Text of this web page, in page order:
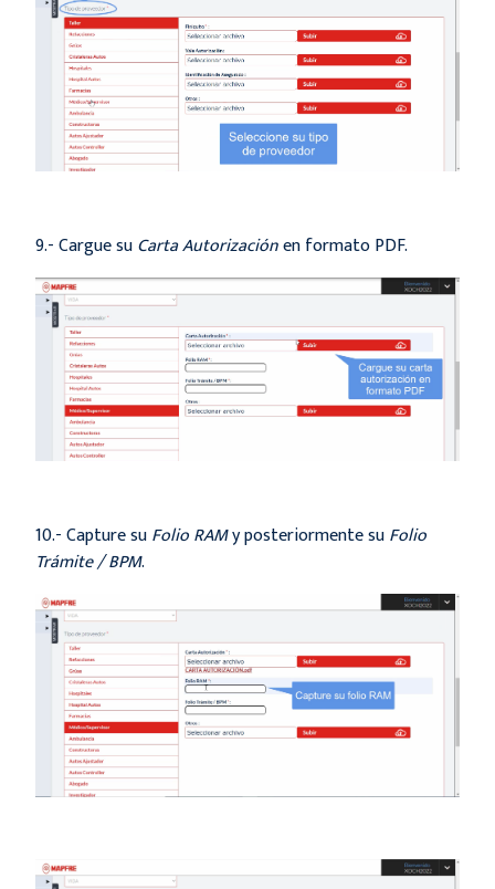
9.- Cargue suCarta Autorizaciónen formato PDF.
10.- Capture suFolio RAMy posteriormente suFolio
Trámite / BPM.